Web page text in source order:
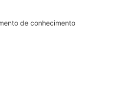
de conhecimento